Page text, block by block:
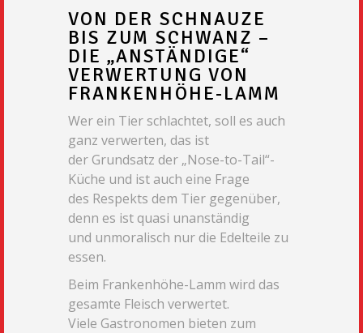
VON DER SCHNAUZE
BIS ZUM SCHWANZ –
DIE „ANSTÄNDIGE“
VERWERTUNG VON
FRANKENHÖHE-LAMM
Wer ein Tier schlachtet, soll es auch
ganz verwerten, das ist
der Grundsatz der „Nose-to-Tail“-
Küche und ist auch eine Frage
des Respekts dem Tier gegenüber,
denn es ist quasi unanständig
und unmoralisch nur die Edelteile zu
essen.
Beim Frankenhöhe-Lamm wird das
gesamte Fleisch verwertet.
Viele Gastronomen bieten zum